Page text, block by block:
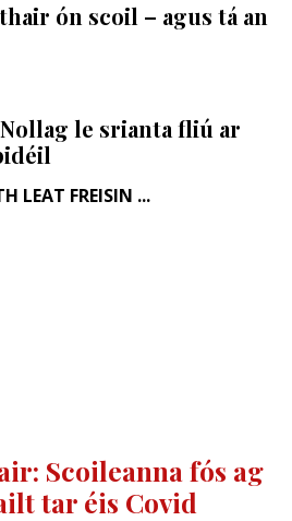
ón scoil – agus tá an
le srianta fliú ar
LEAT FREISIN ...
Scoileanna fós ag
tar éis Covid